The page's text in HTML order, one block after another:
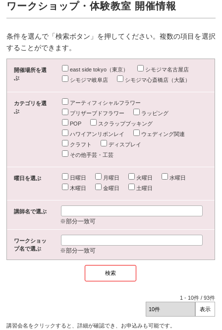
ワークショップ・体験教室 開催情報
条件を選んで「検索ボタン」を押してください。複数の項目を選択
することができます。
開催場所を選
ぶ
east side tokyo（東京）
シモジマ名古屋店
シモジマ岐阜店
シモジマ心斎橋店（大阪）
カテゴリを選
ぶ
アーティフィシャルフラワー
プリザーブドフラワー
ラッピング
POP
スクラップブッキング
ハワイアンリボンレイ
ウェディング関連
クラフト
ディスプレイ
その他手芸・工芸
曜日を選ぶ 日曜日 月曜日 火曜日
水曜日
木曜日
金曜日 土曜日
講師名で選ぶ
※部分一致可
ワークショッ
プ名で選ぶ
※部分一致可
1 - 10件 /93件
講習会名をクリックすると、詳細が確認でき、お申込みも可能です。